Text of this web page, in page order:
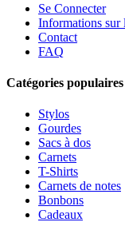
Se Connecter
Informations sur
Contact
FAQ
Catégories populaires
Stylos
Gourdes
Sacs à dos
Carnets
T-Shirts
Carnets de notes
Bonbons
Cadeaux